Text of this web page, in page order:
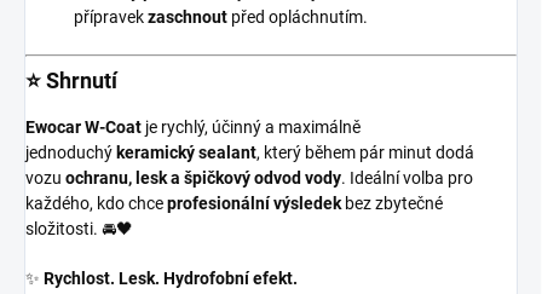
přípravekzaschnout před opláchnutím.
⭐ Shrnutí
Ewocar W-Coat je rychlý, účinný a maximálně
jednoduchý keramický sealant, který během pár minut dodá
vozu ochranu, lesk a špičkový odvod vody. Ideální volba pro
každého, kdo chceprofesionální výsledek bez zbytečné
složitosti. 🚘🖤
✨ Rychlost. Lesk. Hydrofobní efekt.